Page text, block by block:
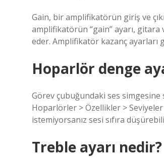
Gain, bir amplifikatörün giriş ve
amplifikatörün “gain” ayarı,
eder. Amplifikatör kazanç ayarları
Hoparlör denge
Görev çubuğundaki ses simgesine
Hoparlörler > Özellikler >
istemiyorsanız sesi sıfıra
Treble ayarı nedir?